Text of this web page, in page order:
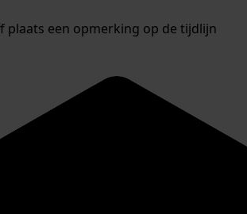
plaats een opmerking op de tijdlijn